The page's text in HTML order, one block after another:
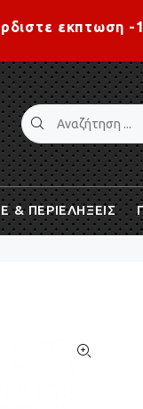
εκπτωση -
& ΠΕΡΙΕΛΗΞΕΙΣ